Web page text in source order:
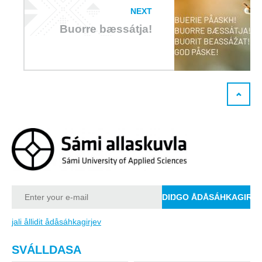
NEXT
Buorre bæssátja!
jali ållidit ådåsáhkagirjev
SVÁLLDASA